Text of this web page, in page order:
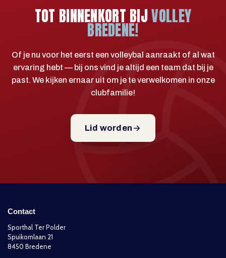
TOT BINNENKORT BIJVOLLEY
BREDENE!
Of je nu voor het eerst een volleybal aanraakt of al wat
ervaring hebt — bij ons vind je altijd een team dat bij je
past. We kijken ernaar uit om je te verwelkomen in onze
clubfamilie!
Lid worden
Contact
Sporthal Ter Polder
Spuikomlaan 21
8450 Bredene